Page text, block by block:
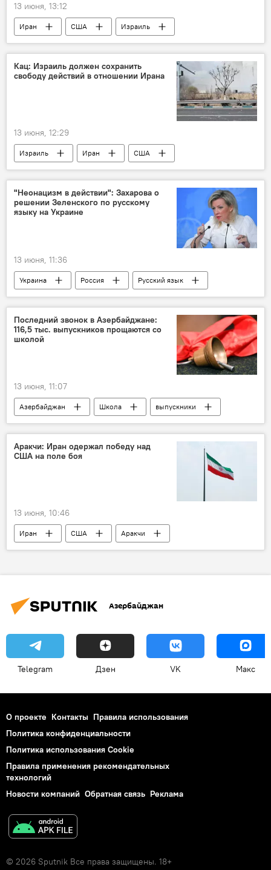
13 июня, 13:12
Иран США Израиль
Кац: Израиль должен сохранить
свободу действий в отношении Ирана
13 июня, 12:29
Израиль Иран
США
ядерное оружие
"Неонацизм в действии": Захарова о
решении Зеленского по русскому
языку на Украине
13 июня, 11:36
Украина Россия
Русский язык
Мария Захарова
Последний звонок в Азербайджане:
116,5 тыс. выпускников прощаются со
школой
13 июня, 11:07
Азербайджан Школа
выпускники
последний звонок
Аракчи: Иран одержал победу над
США на поле боя
13 июня, 10:46
Иран США
Аракчи
Корпус стражей исламской революции (КСИР)
Азербайджан
Telegram Дзен VK Макс
О проекте Контакты Правила использования
Политика конфиденциальности
Политика использования Cookie
Правила применения рекомендательных
технологий
Новости компаний Обратная связь Реклама
© 2026 Sputnik Все права защищены. 18+